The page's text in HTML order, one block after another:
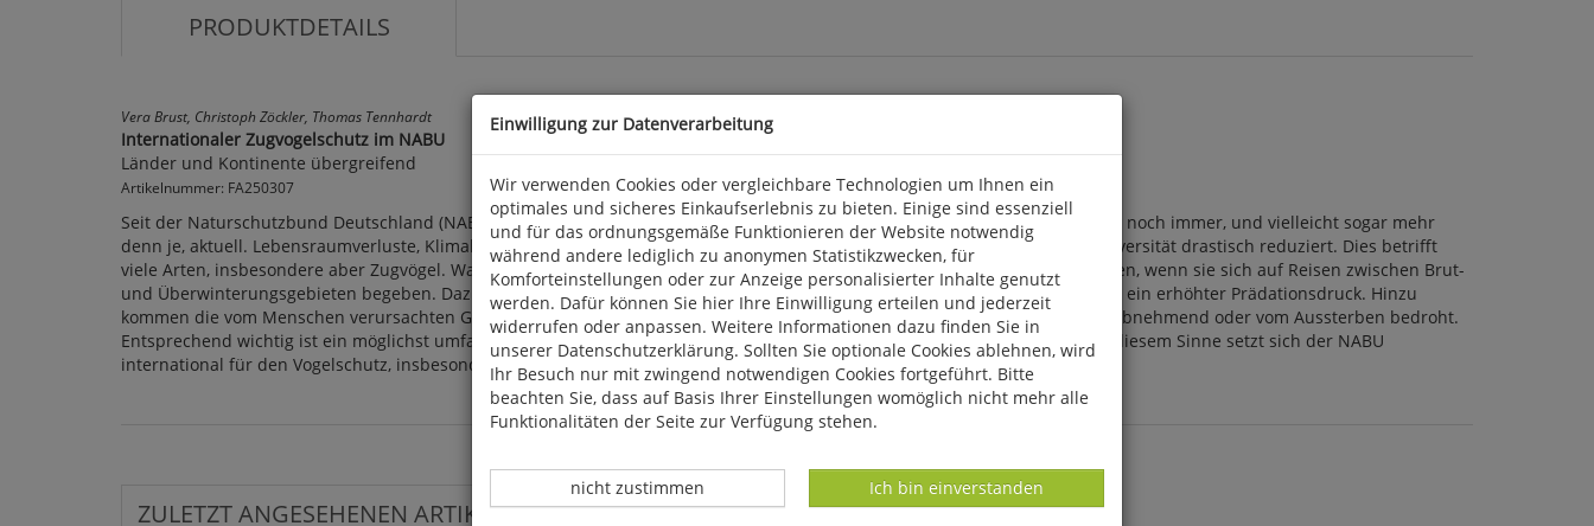
PRODUKTDETAILS
Vera Brust, Christoph Zöckler, Thomas Tennhardt
Internationaler Zugvogelschutz im NABU
Länder und Kontinente übergreifend
Artikelnummer: FA250307
Seit der Naturschutzbund Deutschland (NABU) im Jahr 1899 als Bund für Vogelschutz gegründet wurde, ist der damalige Titel noch immer, und vielleicht sogar mehr
denn je, aktuell. Lebensraumverluste, Klimakrise und (illegale) Bejagung tragen hauptsächlich dazu bei, dass sich die Vogeldiversität drastisch reduziert. Dies betrifft
viele Arten, insbesondere aber Zugvögel. Wandernde Vögel begegnen ohnehin einer Reihe von natürlichen Herausforderungen, wenn sie sich auf Reisen zwischen Brut-
und Überwinterungsgebieten begeben. Dazu gehören zum Beispiel ungünstige Wetterbedingungen, Meere und Wüsten oder ein erhöhter Prädationsdruck. Hinzu
kommen die vom Menschen verursachten Gefahren. Über die Hälfte der Zugvogelarten sind daher aktuell in ihrem Bestand abnehmend oder vom Aussterben bedroht.
Entsprechend wichtig ist ein möglichst umfassender und koordinierter Schutz, der alle Stationen ihrer Reisen einbezieht. In diesem Sinne setzt sich der NABU
international für den Vogelschutz, insbesondere den der Zugvögel, ein.
ZULETZT ANGESEHENEN ARTIKEL:
Einwilligung zur Datenverarbeitung
Wir verwenden Cookies oder vergleichbare Technologien um Ihnen ein
optimales und sicheres Einkaufserlebnis zu bieten. Einige sind essenziell
und für das ordnungsgemäße Funktionieren der Website notwendig
während andere lediglich zu anonymen Statistikzwecken, für
Komforteinstellungen oder zur Anzeige personalisierter Inhalte genutzt
werden. Dafür können Sie hier Ihre Einwilligung erteilen und jederzeit
widerrufen oder anpassen. Weitere Informationen dazu finden Sie in
unserer Datenschutzerklärung. Sollten Sie optionale Cookies ablehnen, wird
Ihr Besuch nur mit zwingend notwendigen Cookies fortgeführt. Bitte
beachten Sie, dass auf Basis Ihrer Einstellungen womöglich nicht mehr alle
Funktionalitäten der Seite zur Verfügung stehen.
Datenverarbeitung -
Ich bin einverstanden
Datenverarbeitung -
nicht zustimmen